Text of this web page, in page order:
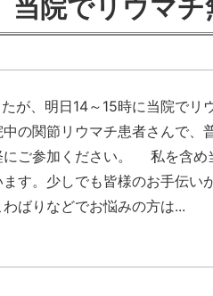
院でリウマチ
が、明日14～15時に当院で
の関節リウマチ患者さんで
にご参加ください。 私を含め
ます。少しでも皆様のお手伝
ばりなどでお悩みの方は...